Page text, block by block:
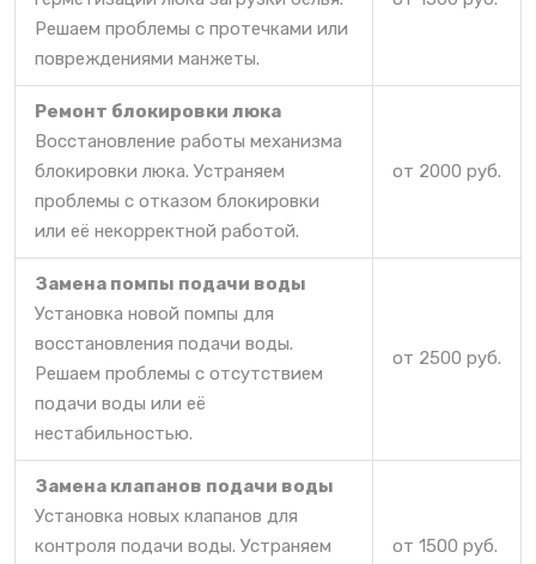
Решаем проблемы с протечками или
повреждениями манжеты.
Ремонт блокировки люка
Восстановление работы механизма
блокировки люка. Устраняем
проблемы с отказом блокировки
или её некорректной работой.
от 2000 руб.
Замена помпы подачи воды
Установка новой помпы для
восстановления подачи воды.
Решаем проблемы с отсутствием
подачи воды или её
нестабильностью.
от 2500 руб.
Замена клапанов подачи воды
Установка новых клапанов для
контроля подачи воды. Устраняем
от 1500 руб.